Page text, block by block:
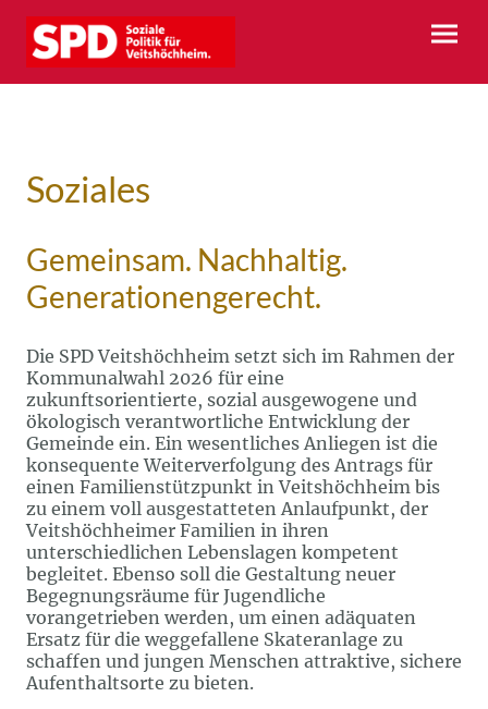
Soziales
Gemeinsam. Nachhaltig.
Generationengerecht.
Die SPD Veitshöchheim setzt sich im Rahmen der
Kommunalwahl 2026 für eine
zukunftsorientierte, sozial ausgewogene und
ökologisch verantwortliche Entwicklung der
Gemeinde ein. Ein wesentliches Anliegen ist die
konsequente Weiterverfolgung des Antrags für
einen Familienstützpunkt in Veitshöchheim bis
zu einem voll ausgestatteten Anlaufpunkt, der
Veitshöchheimer Familien in ihren
unterschiedlichen Lebenslagen kompetent
begleitet. Ebenso soll die Gestaltung neuer
Begegnungsräume für Jugendliche
vorangetrieben werden, um einen adäquaten
Ersatz für die weggefallene Skateranlage zu
schaffen und jungen Menschen attraktive, sichere
Aufenthaltsorte zu bieten.